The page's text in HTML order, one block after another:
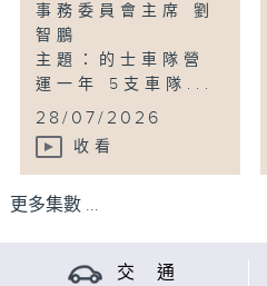
事務委員會主席 劉
智鵬
主題：的士車隊營
運一年 5支車隊...
28/07/2026
收看
更多集數 ...
交 通